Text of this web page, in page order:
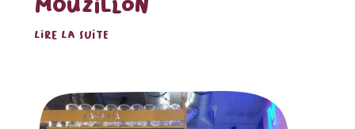
MOUZILLON
LIRE LA SUITE